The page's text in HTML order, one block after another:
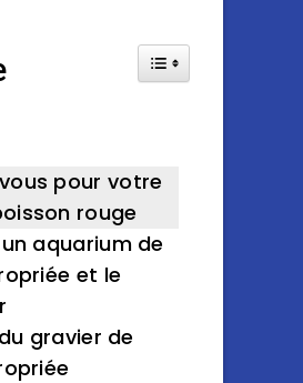
Toggle Table of
pour votre
rouge
aquarium de
et le
gravier de